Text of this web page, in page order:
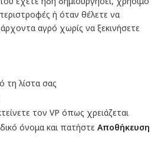
ή όταν θέλετε να
αγρό χωρίς να ξεκινήσετε
τη λίστα σας
τον VP όπως χρειάζεται
όνομα και πατήστε Αποθήκευση